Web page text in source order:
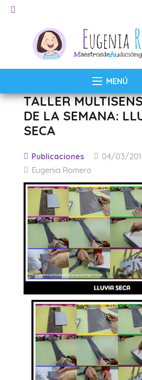
MENÚ
TALLER
DE LA SEMANA:
SECA
Publicaciones 04/03/
Eugenia Romero